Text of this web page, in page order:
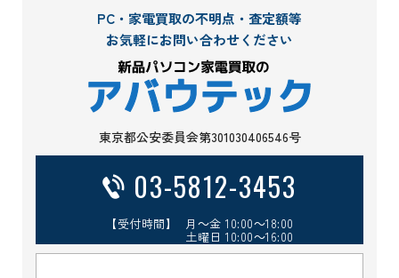
PC・家電買取の不明点・査定額等
お気軽にお問い合わせください
東京都公安委員会第301030406546号
03-5812-3453
【受付時間】 月～金 10:00～18:00
土曜日 10:00～16:00